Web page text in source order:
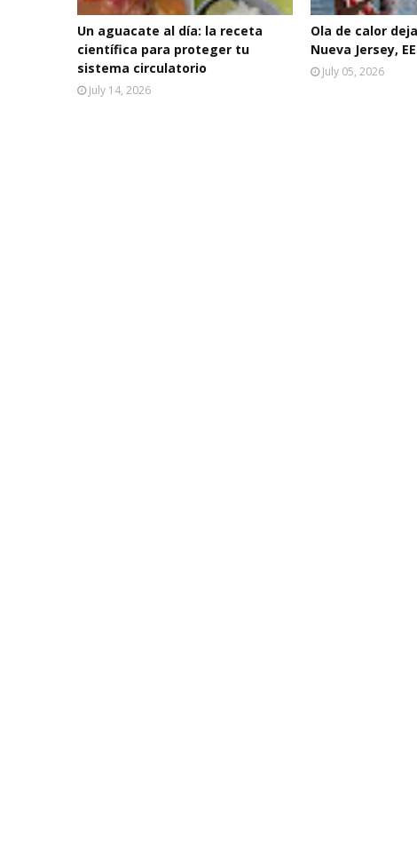
Un aguacate al día: la receta
científica para proteger tu
sistema circulatorio
July 14, 2026
Ola de calor
Nueva Jersey,
July 05, 2026